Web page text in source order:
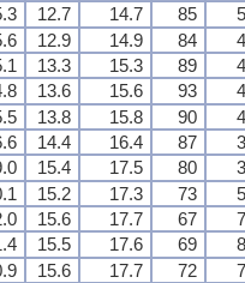
12.7 14.7 85
12.9 14.9 84
13.3 15.3 89
13.6 15.6 93
13.8 15.8 90
14.4 16.4 87
15.4 17.5 80
15.2 17.3 73
15.6 17.7 67
15.5 17.6 69
15.6 17.7 72